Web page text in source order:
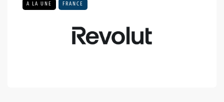
A LA UNE FRANCE